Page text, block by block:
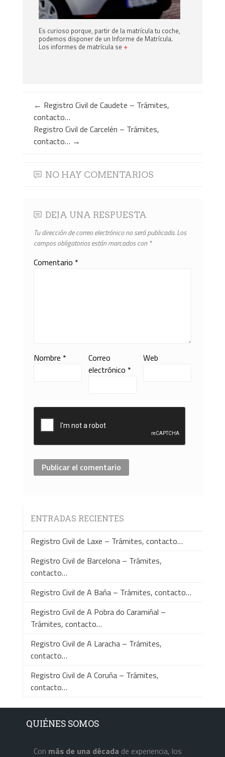
Es curioso porque, partir de la matrícula tu coche,
podemos disponer de un Informe de Matrícula.
Los informes de matrícula se +
← Registro Civil de Caudete – Trámites,
contacto…
Registro Civil de Carcelén – Trámites,
contacto… →
NO HAY COMENTARIOS
DEJA UNA RESPUESTA
Tu dirección de correo electrónico no será publicada.Los
campos obligatorios están marcados con *
Comentario *
Nombre *
Correo
electrónico *
Web
ENTRADAS RECIENTES
Registro Civil de Laxe – Trámites, contacto…
Registro Civil de Barcelona – Trámites,
contacto…
Registro Civil de A Baña – Trámites, contacto…
Registro Civil de A Pobra do Caramiñal –
Trámites, contacto…
Registro Civil de A Laracha – Trámites,
contacto…
Registro Civil de A Coruña – Trámites,
contacto…
QUIÉNES SOMOS
Con más de una década de experiencia, los